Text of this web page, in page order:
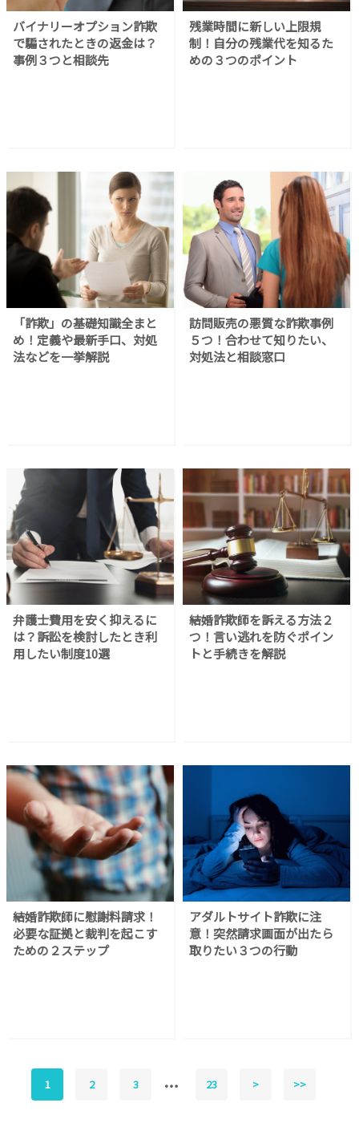
バイナリーオプション詐欺
で騙されたときの返金は？
事例３つと相談先
残業時間に新しい上限規
制！自分の残業代を知るた
めの３つのポイント
「詐欺」の基礎知識全まと
め！定義や最新手口、対処
法などを一挙解説
訪問販売の悪質な詐欺事例
５つ！合わせて知りたい、
対処法と相談窓口
弁護士費用を安く抑えるに
は？訴訟を検討したとき利
用したい制度10選
結婚詐欺師を訴える方法２
つ！言い逃れを防ぐポイン
トと手続きを解説
結婚詐欺師に慰謝料請求！
必要な証拠と裁判を起こす
ための２ステップ
アダルトサイト詐欺に注
意！突然請求画面が出たら
取りたい３つの行動
1 2 3 23 > >>